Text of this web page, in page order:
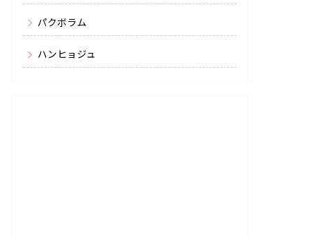
パクボラム
ハンヒョジュ